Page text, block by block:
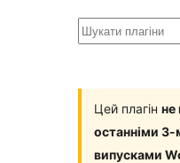
Шукати
Цей плагін не
останніми
випусками